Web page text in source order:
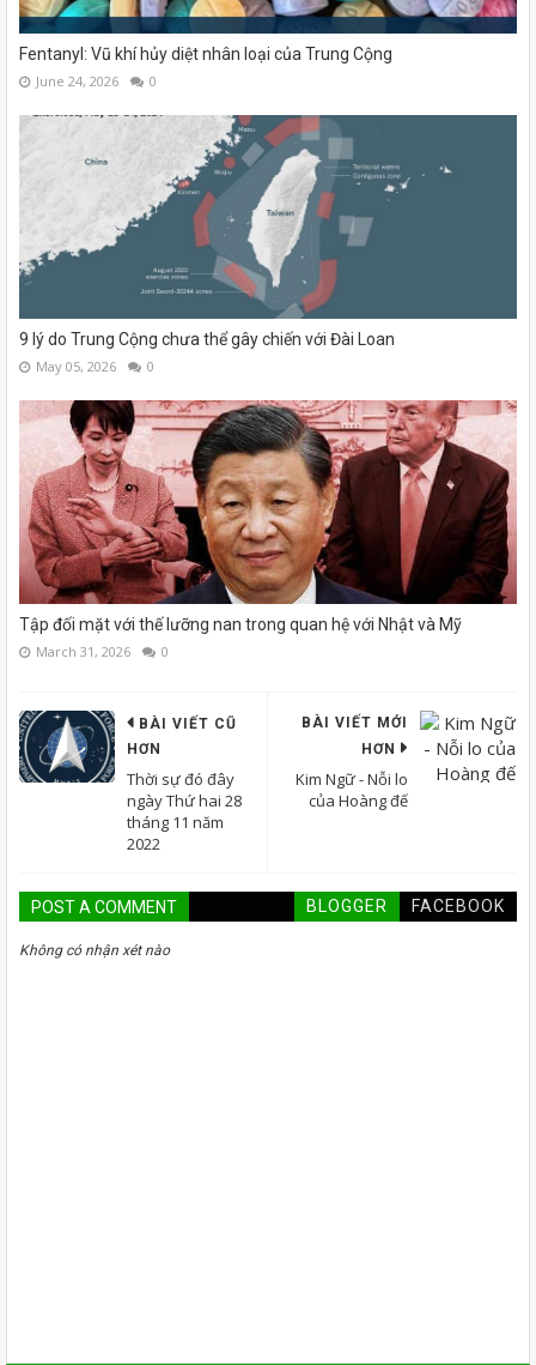
Fentanyl: Vũ khí hủy diệt nhân loại của Trung Cộng
June 24, 2026 0
9 lý do Trung Cộng chưa thể gây chiến với Đài Loan
May 05, 2026 0
Tập đối mặt với thế lưỡng nan trong quan hệ với Nhật và Mỹ
March 31, 2026 0
BÀI VIẾT MỚI
HƠN
Kim Ngữ - Nỗi lo
của Hoàng đế
BÀI VIẾT CŨ
HƠN
Thời sự đó đây
ngày Thứ hai 28
tháng 11 năm
2022
POST A COMMENT BLOGGER FACEBOOK
Không có nhận xét nào